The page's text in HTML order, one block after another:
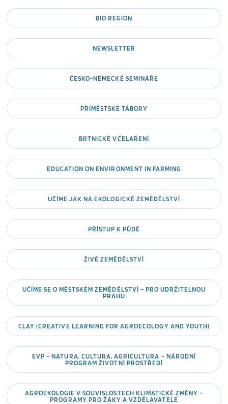
BIO REGION
NEWSLETTER
ČESKO-NĚMECKÉ SEMINÁŘE
PŘÍMĚSTSKÉ TÁBORY
BRTNICKÉ VČELAŘENÍ
EDUCATION ON ENVIRONMENT IN FARMING
UČÍME JAK NA EKOLOGICKÉ ZEMĚDĚLSTVÍ
PŘÍSTUP K PŮDĚ
ŽIVÉ ZEMĚDĚLSTVÍ
UČÍME SE O MĚSTSKÉM ZEMĚDĚLSTVÍ – PRO UDRŽITELNOU
PRAHU
CLAY (CREATIVE LEARNING FOR AGROECOLOGY AND YOUTH)
EVP – NATURA, CULTURA, AGRICULTURA – NÁRODNÍ
PROGRAM ŽIVOTNÍ PROSTŘEDÍ
AGROEKOLOGIE V SOUVISLOSTECH KLIMATICKÉ ZMĚNY –
PROGRAMY PRO ŽÁKY A VZDĚLAVATELE